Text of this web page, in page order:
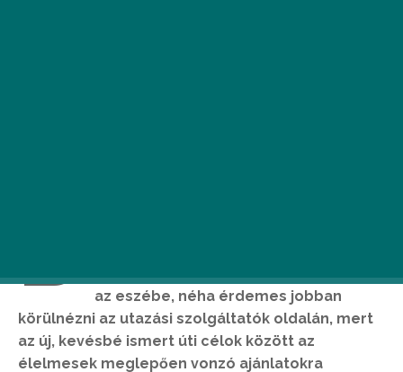
B
Görögország vagy Spanyolország jut
az eszébe, néha érdemes jobban
körülnézni az utazási szolgáltatók oldalán, mert
az új, kevésbé ismert úti célok között az
élelmesek meglepően vonzó ajánlatokra